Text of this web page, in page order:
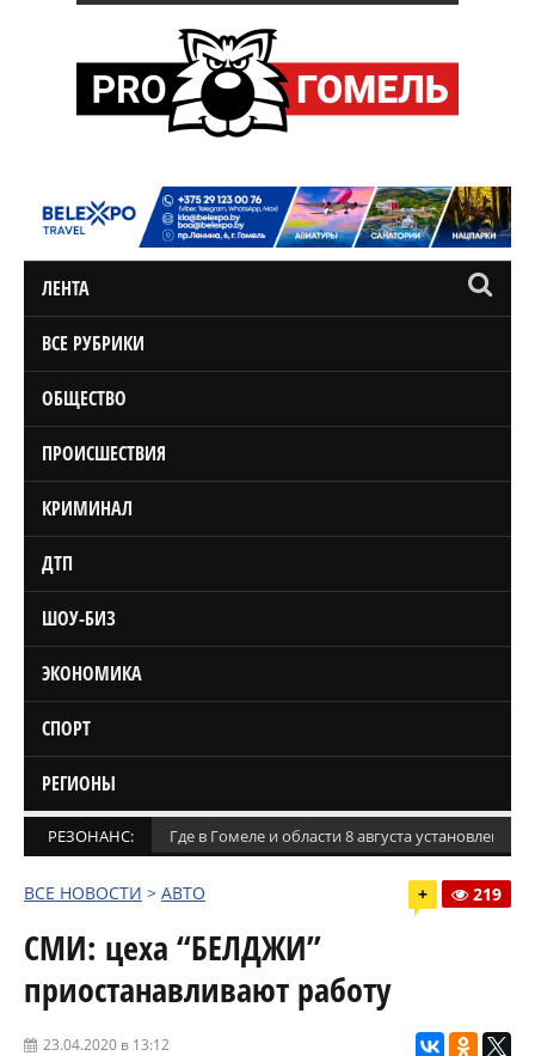
ЛЕНТА
ВСЕ РУБРИКИ
ОБЩЕСТВО
ПРОИСШЕСТВИЯ
КРИМИНАЛ
ДТП
ШОУ-БИЗ
ЭКОНОМИКА
СПОРТ
РЕГИОНЫ
РЕЗОНАНС: Где в Гомеле и области 8 августа установлены
ВСЕ НОВОСТИ > АВТО + 219
СМИ: цеха “БЕЛДЖИ”
приостанавливают работу
23.04.2020 в 13:12